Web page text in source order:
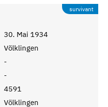
survivant
30. Mai 1934
Völklingen
-
-
4591
Völklingen